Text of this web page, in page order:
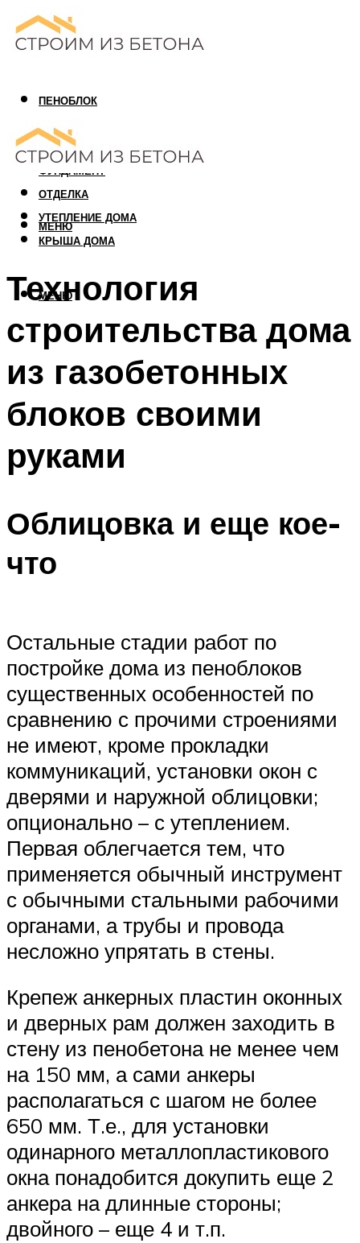
ПЕНОБЛОК
ГАЗОБЛОК
АРБОЛИТОВЫЙ БЛОК
ФУНДАМЕНТ
ОТДЕЛКА
УТЕПЛЕНИЕ ДОМА
КРЫША ДОМА
МЕНЮ
МЕНЮ
Технология
строительства дома
из газобетонных
блоков своими
руками
Облицовка и еще кое-
что
Остальные стадии работ по
постройке дома из пеноблоков
существенных особенностей по
сравнению с прочими строениями
не имеют, кроме прокладки
коммуникаций, установки окон с
дверями и наружной облицовки;
опционально – с утеплением.
Первая облегчается тем, что
применяется обычный инструмент
с обычными стальными рабочими
органами, а трубы и провода
несложно упрятать в стены.
Крепеж анкерных пластин оконных
и дверных рам должен заходить в
стену из пенобетона не менее чем
на 150 мм, а сами анкеры
располагаться с шагом не более
650 мм. Т.е., для установки
одинарного металлопластикового
окна понадобится докупить еще 2
анкера на длинные стороны;
двойного – еще 4 и т.п.